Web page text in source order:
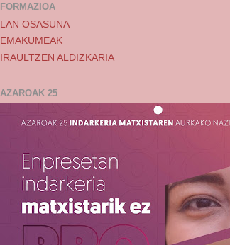
FORMAZIOA
LAN OSASUNA
EMAKUMEAK
IRAULTZEN ALDIZKARIA
AZAROAK 25